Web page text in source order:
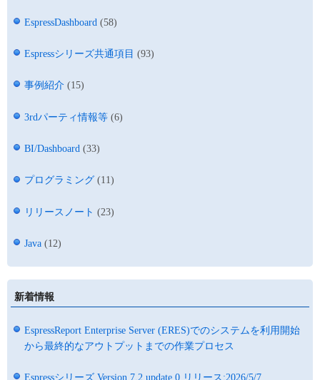
EspressDashboard (58)
Espressシリーズ共通項目 (93)
事例紹介 (15)
3rdパーティ情報等 (6)
BI/Dashboard (33)
プログラミング (11)
リリースノート (23)
Java (12)
新着情報
EspressReport Enterprise Server (ERES)でのシステムを利用開始
から最終的なアウトプットまでの作業プロセス
Espressシリーズ Version 7.2 update 0 リリース:2026/5/7